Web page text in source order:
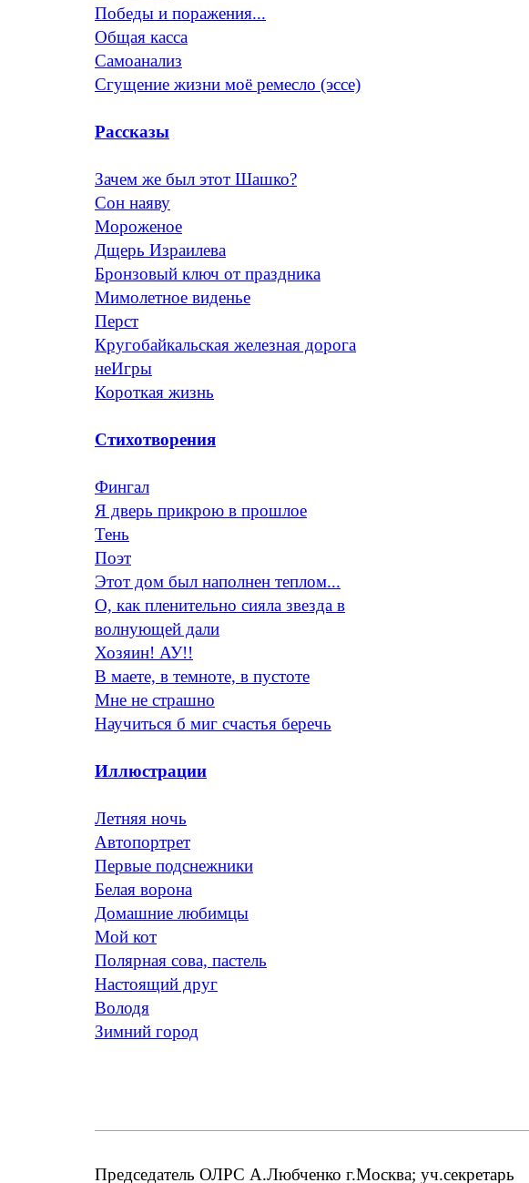
Победы и поражения...
Общая касса
Самоанализ
Сгущение жизни моё ремесло (эссе)
Рассказы
Зачем же был этот Шашко?
Сон наяву
Мороженое
Дщерь Израилева
Бронзовый ключ от праздника
Мимолетное виденье
Перст
Кругобайкальская железная дорога
неИгры
Короткая жизнь
Стихотворения
Фингал
Я дверь прикрою в прошлое
Тень
Поэт
Этот дом был наполнен теплом...
О, как пленительно сияла звезда в
волнующей дали
Хозяин! АУ!!
В маете, в темноте, в пустоте
Мне не страшно
Научиться б миг счастья беречь
Иллюстрации
Летняя ночь
Автопортрет
Первые подснежники
Белая ворона
Домашние любимцы
Мой кот
Полярная сова, пастель
Настоящий друг
Володя
Зимний город
Председатель ОЛРС А.Любченко г.Москва; уч.секретарь